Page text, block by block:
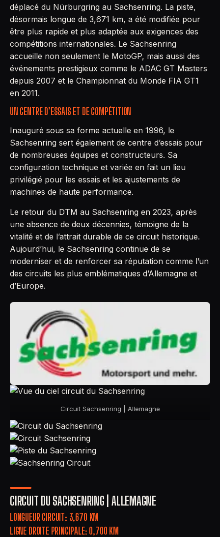
déplacé du Nürburgring au Sachsenring. La piste,
désormais longue de 3,671 km, a été modifiée pour
être plus rapide et plus adaptée aux exigences des
compétitions internationales. Le Sachsenring
accueille non seulement le MotoGP, mais aussi des
événements prestigieux comme le ADAC GT Masters
depuis 2007 et le Championnat du Monde FIA GT1
en 2011.
UN CENTRE D’ESSAIS ET DE COMPÉTITION
Inauguré sous sa forme actuelle en 1996, le
Sachsenring sert également de centre d’essais pour
de nombreuses équipes et constructeurs. Sa
configuration technique et variée en fait un lieu
privilégié pour les essais et les ajustements de
machines de haute performance.
Le retour du DTM au Sachsenring en 2023, après
une absence de deux décennies, témoigne de la
vitalité et de l’attrait durable de ce circuit historique.
Aujourd’hui, le Sachsenring continue de se
moderniser et de renforcer sa réputation comme l’un
des circuits les plus emblématiques d’Allemagne et
d’Europe.
Circuit Sachsenring | Allemagne
CIRCUIT DU SACHSENRING | ALLEMAGNE
LONGUEUR CIRCUIT: 3,670 KM
LIGNE DROITE PRINCIPALE: 0,700 KM